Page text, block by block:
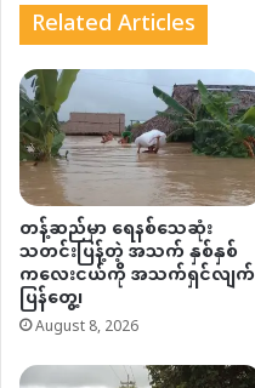
Related Articles
တန့်ဆည်မှာ ရေနစ်သေဆုံး
သတင်းပြန့်တဲ့ အသက် နှစ်နှစ်
ကလေးငယ်ကို အသက်ရှင်လျက်
ပြန်တွေ့၊
August 8, 2026